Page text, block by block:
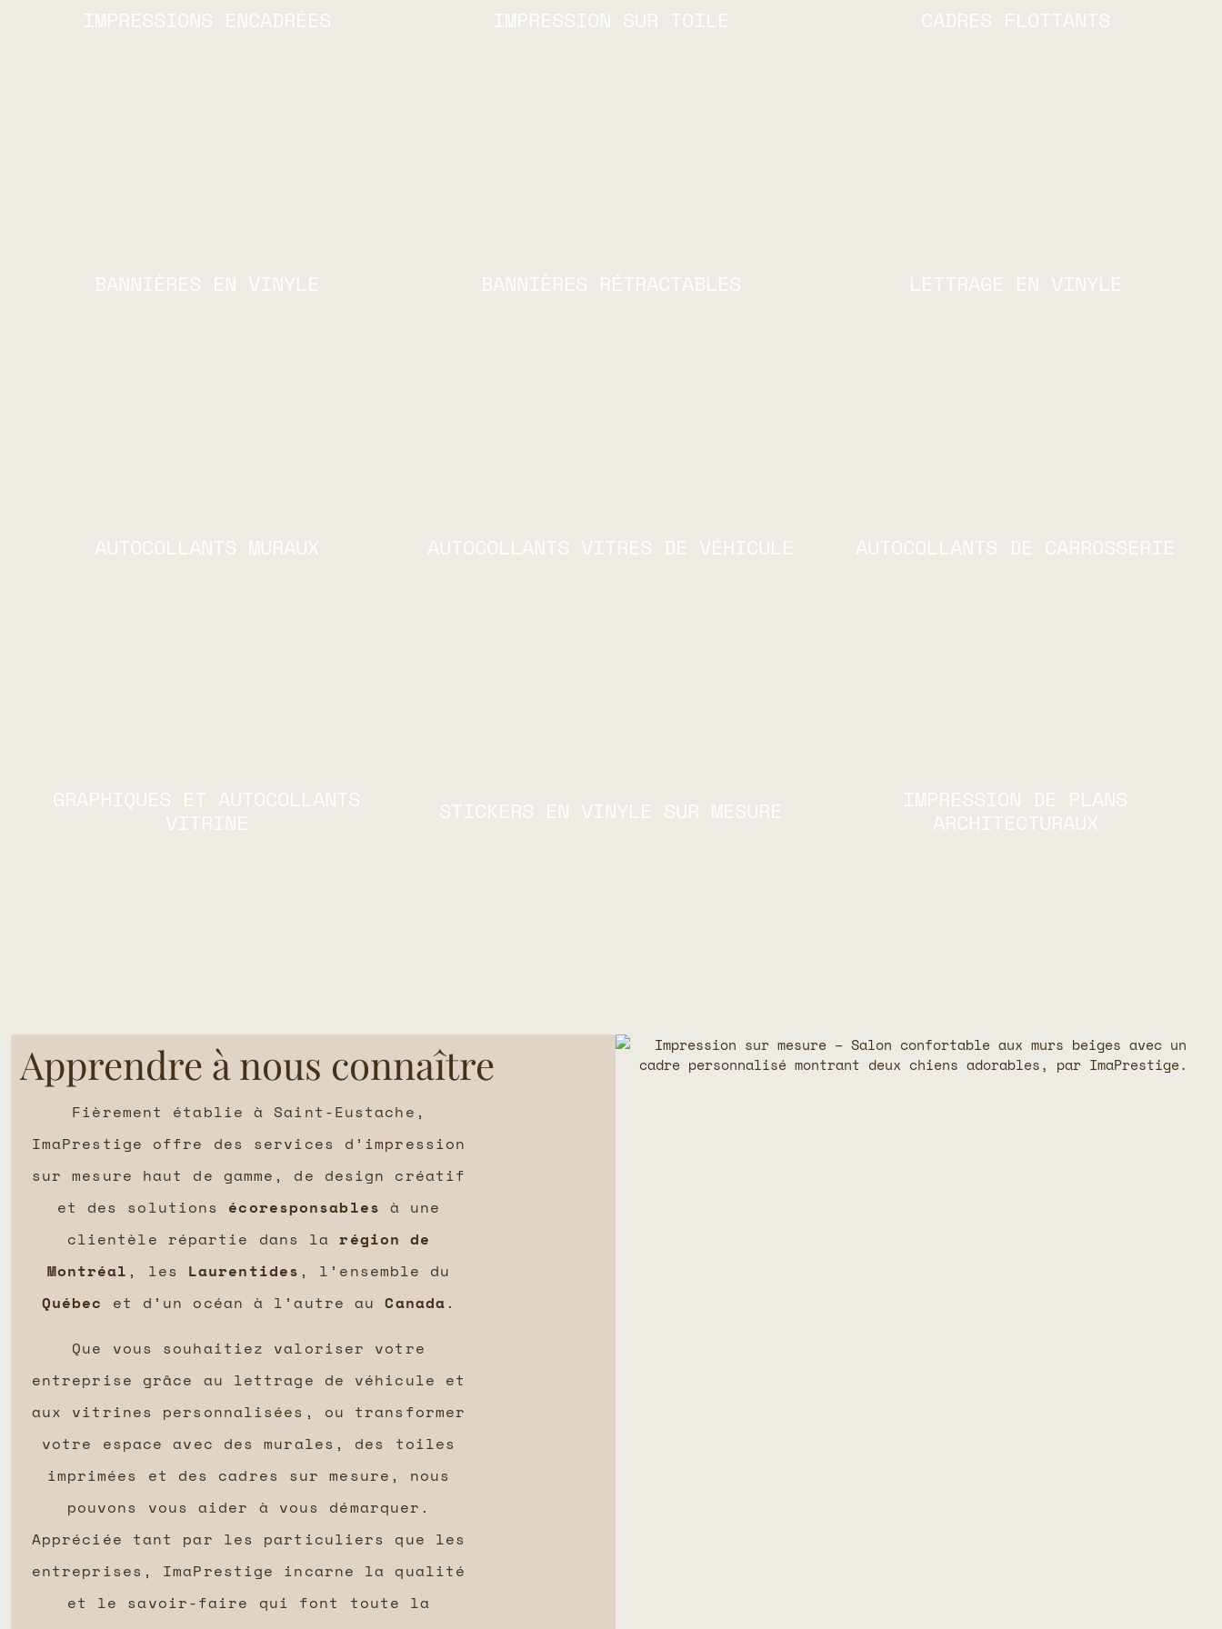
IMPRESSIONS ENCADRÉES IMPRESSION SUR TOILE CADRES FLOTTANTS
BANNIÈRES EN VINYLE BANNIÈRES RÉTRACTABLES LETTRAGE EN VINYLE
AUTOCOLLANTS MURAUX AUTOCOLLANTS VITRES DE VÉHICULE AUTOCOLLANTS DE CARROSSERIE
GRAPHIQUES ET AUTOCOLLANTS
VITRINE STICKERS EN VINYLE SUR MESURE IMPRESSION DE PLANS
ARCHITECTURAUX
Apprendre à nous connaître
Fièrement établie à Saint-Eustache,
ImaPrestige offre des services d’impression
sur mesure haut de gamme, de design créatif
et des solutions écoresponsables à une
clientèle répartie dans larégion de
Montréal , les Laurentides , l’ensemble du
Québec
et d’un océan à l’autre auCanada .
Que vous souhaitiez valoriser votre
entreprise grâce au lettrage de véhicule et
aux vitrines personnalisées, ou transformer
votre espace avec des murales, des toiles
imprimées et des cadres sur mesure, nous
pouvons vous aider à vous démarquer.
Appréciée tant par les particuliers que les
entreprises, ImaPrestige incarne la qualité
et le savoir-faire qui font toute la